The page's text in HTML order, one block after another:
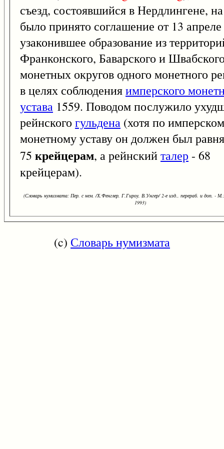
съезд, состоявшийся в Нердлингене,
было принято соглашение от 13
узаконившее образование из
Франконского, Баварского и
монетных округов одного монетного
в целях соблюденияимперского
устава 1559. Поводом послужило
рейнского гульдена (хотя по
монетному уставу он должен был
75 крейцерам, а рейнскийталер - 68
крейцерам).
(Словарь нумизмата: Пер. с нем. /Х.Фенглер, Г.Гироу, В.Унгер/ 2-е изд., перераб. и доп. -
1993)
(c) Словарь нумизмата